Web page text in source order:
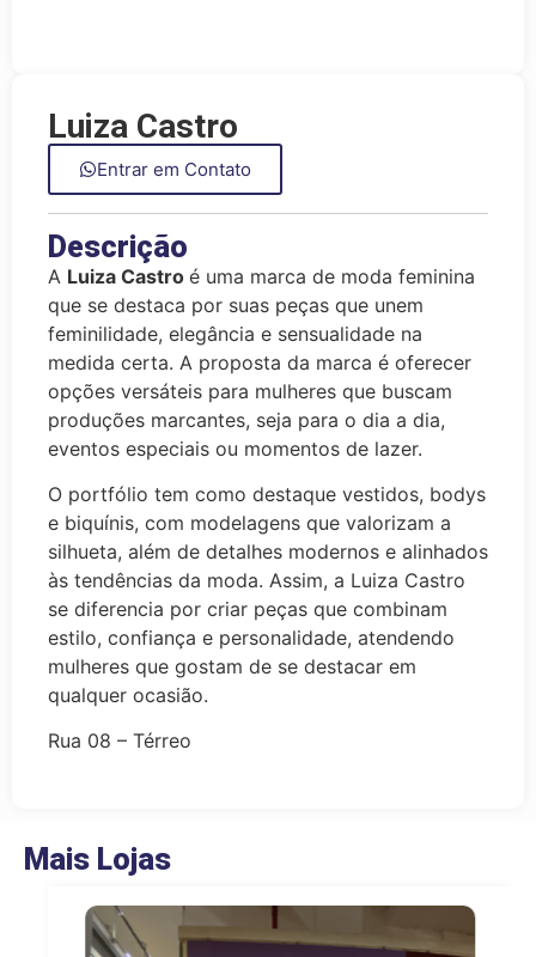
Luiza Castro
Entrar em Contato
Descrição
A Luiza Castro é uma marca de moda feminina
que se destaca por suas peças que unem
feminilidade, elegância e sensualidade na
medida certa. A proposta da marca é oferecer
opções versáteis para mulheres que buscam
produções marcantes, seja para o dia a dia,
eventos especiais ou momentos de lazer.
O portfólio tem como destaque vestidos, bodys
e biquínis, com modelagens que valorizam a
silhueta, além de detalhes modernos e alinhados
às tendências da moda. Assim, a Luiza Castro
se diferencia por criar peças que combinam
estilo, confiança e personalidade, atendendo
mulheres que gostam de se destacar em
qualquer ocasião.
Rua 08 – Térreo
Mais Lojas